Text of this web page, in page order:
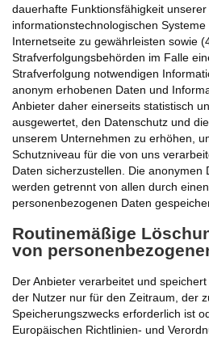
dauerhafte Funktionsfähigkeit unserer
informationstechnologischen
Internetseite zu gewährleisten sowie
Strafverfolgungsbehörden im Falle
Strafverfolgung notwendigen
anonym erhobenen Daten und
Anbieter daher einerseits statistisch
ausgewertet, den Datenschutz und
unserem Unternehmen zu erhöhen,
Schutzniveau für die von uns
Daten sicherzustellen. Die anonymen
werden getrennt von allen durch
personenbezogenen Daten
Routinemäßige
von
Der Anbieter verarbeitet und
der Nutzer nur für den Zeitraum, der
Speicherungszwecks erforderlich ist
Europäischen Richtlinien- und